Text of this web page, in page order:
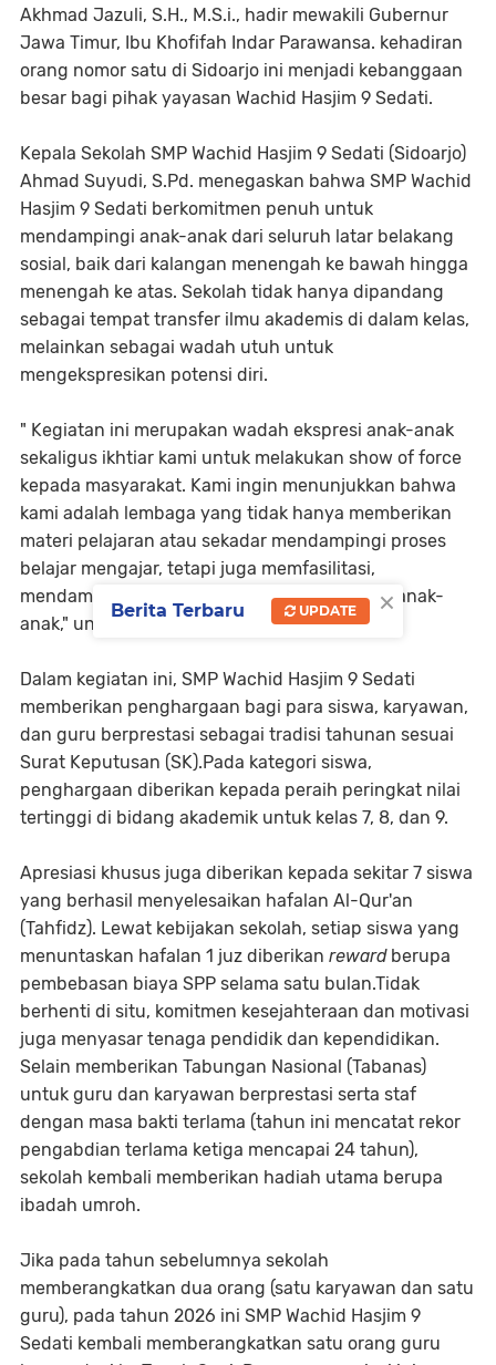
Akhmad Jazuli, S.H., M.S.i., hadir mewakili Gubernur
Jawa Timur, Ibu Khofifah Indar Parawansa. kehadiran
orang nomor satu di Sidoarjo ini menjadi kebanggaan
besar bagi pihak yayasan Wachid Hasjim 9 Sedati.
‎Kepala Sekolah SMP Wachid Hasjim 9 Sedati (Sidoarjo)
Ahmad Suyudi, S.Pd. menegaskan bahwa SMP Wachid
Hasjim 9 Sedati berkomitmen penuh untuk
mendampingi anak-anak dari seluruh latar belakang
sosial, baik dari kalangan menengah ke bawah hingga
menengah ke atas. Sekolah tidak hanya dipandang
sebagai tempat transfer ilmu akademis di dalam kelas,
melainkan sebagai wadah utuh untuk
mengekspresikan potensi diri.
‎" Kegiatan ini merupakan wadah ekspresi anak-anak
sekaligus ikhtiar kami untuk melakukan show of force
kepada masyarakat. Kami ingin menunjukkan bahwa
kami adalah lembaga yang tidak hanya memberikan
materi pelajaran atau sekadar mendampingi proses
belajar mengajar, tetapi juga memfasilitasi,
mendampingi, dan mewadahi totalitas kreasi anak-
anak," ungkapnya.
‎Dalam kegiatan ini, SMP Wachid Hasjim 9 Sedati
memberikan penghargaan bagi para siswa, karyawan,
dan guru berprestasi sebagai tradisi tahunan sesuai
Surat Keputusan (SK).Pada kategori siswa,
penghargaan diberikan kepada peraih peringkat nilai
tertinggi di bidang akademik untuk kelas 7, 8, dan 9.
‎Apresiasi khusus juga diberikan kepada sekitar 7 siswa
yang berhasil menyelesaikan hafalan Al-Qur'an
(Tahfidz). Lewat kebijakan sekolah, setiap siswa yang
menuntaskan hafalan 1 juz diberikan rewardberupa
pembebasan biaya SPP selama satu bulan.Tidak
berhenti di situ, komitmen kesejahteraan dan motivasi
juga menyasar tenaga pendidik dan kependidikan.
Selain memberikan Tabungan Nasional (Tabanas)
untuk guru dan karyawan berprestasi serta staf
dengan masa bakti terlama (tahun ini mencatat rekor
pengabdian terlama ketiga mencapai 24 tahun),
sekolah kembali memberikan hadiah utama berupa
ibadah umroh.
Jika pada tahun sebelumnya sekolah
memberangkatkan dua orang (satu karyawan dan satu
guru), pada tahun 2026 ini SMP Wachid Hasjim 9
Sedati kembali memberangkatkan satu orang guru
×
Berita Terbaru UPDATE